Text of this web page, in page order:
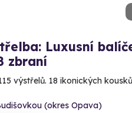
Luxusní
zbraní
výstřelů. 18 ikonických
(okres Opava)